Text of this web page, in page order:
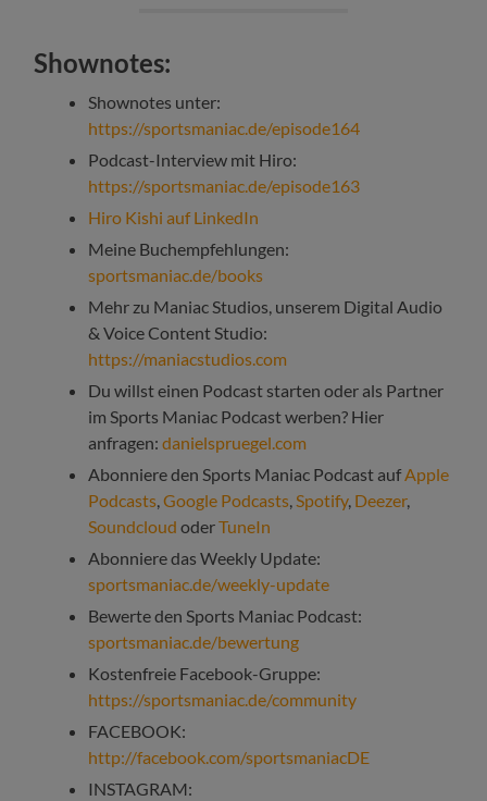
Shownotes:
Shownotes unter:
https://sportsmaniac.de/episode164
Podcast-Interview mit Hiro:
https://sportsmaniac.de/episode163
Hiro Kishi auf LinkedIn
Meine Buchempfehlungen:
sportsmaniac.de/books
Mehr zu Maniac Studios, unserem Digital Audio
& Voice Content Studio:
https://maniacstudios.com
Du willst einen Podcast starten oder als Partner
im Sports Maniac Podcast werben? Hier
anfragen:danielspruegel.com
Abonniere den Sports Maniac Podcast aufApple
Podcasts,Google Podcasts,Spotify, Deezer,
Soundcloud oderTuneIn
Abonniere das Weekly Update:
sportsmaniac.de/weekly-update
Bewerte den Sports Maniac Podcast:
sportsmaniac.de/bewertung
Kostenfreie Facebook-Gruppe:
https://sportsmaniac.de/community
FACEBOOK:
http://facebook.com/sportsmaniacDE
INSTAGRAM: